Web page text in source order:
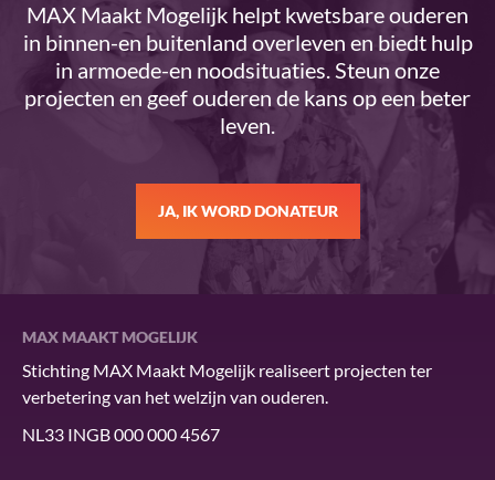
MAX Maakt Mogelijk helpt kwetsbare ouderen
in binnen-en buitenland overleven en biedt hulp
in armoede-en noodsituaties. Steun onze
projecten en geef ouderen de kans op een beter
leven.
JA, IK WORD DONATEUR
MAX MAAKT MOGELIJK
Stichting MAX Maakt Mogelijk realiseert projecten ter
verbetering van het welzijn van ouderen.
NL33 INGB 000 000 4567